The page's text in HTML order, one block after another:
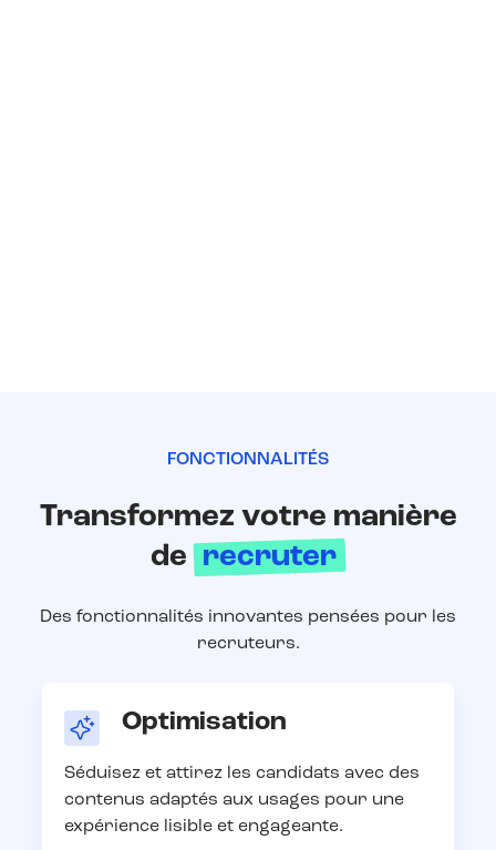
FONCTIONNALITÉS
Transformez votre manière
de recruter
Des fonctionnalités innovantes pensées pour les
recruteurs.
Optimisation
Séduisez et attirez les candidats avec des
contenus adaptés aux usages pour une
expérience lisible et engageante.